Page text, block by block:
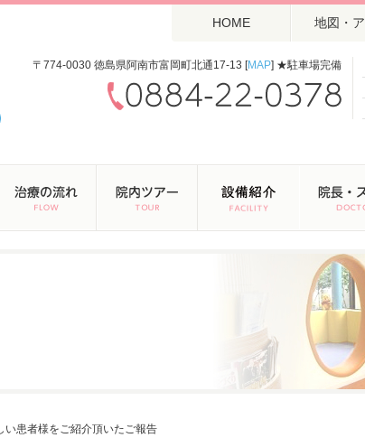
HOME 地図・
〒774-0030 徳島県阿南市富岡町北通17-13 [MAP] ★駐車場完備
患者様をご紹介頂いたご報告